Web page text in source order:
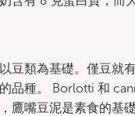
豆類為基礎。僅豆就
品種。 Borlotti 和
鷹嘴豆泥是素食的基